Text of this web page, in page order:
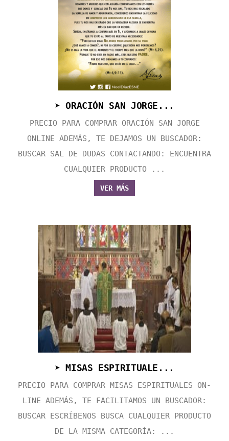
➤ ORACIÓN SAN JORGE...
PRECIO PARA COMPRAR ORACIÓN SAN JORGE
ONLINE ADEMÁS, TE DEJAMOS UN BUSCADOR:
BUSCAR SAL DE DUDAS CONTACTANDO: ENCUENTRA
CUALQUIER PRODUCTO ...
VER MÁS
➤ MISAS ESPIRITUALE...
PRECIO PARA COMPRAR MISAS ESPIRITUALES ON-
LINE ADEMÁS, TE FACILITAMOS UN BUSCADOR:
BUSCAR ESCRÍBENOS BUSCA CUALQUIER PRODUCTO
DE LA MISMA CATEGORÍA: ...